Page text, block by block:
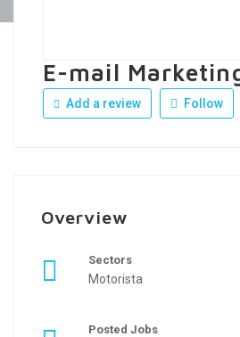
E-mail
Add a review Follow
Overview
Sectors
Motorista
Posted Jobs